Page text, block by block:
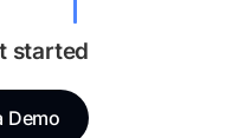
started?
Demo